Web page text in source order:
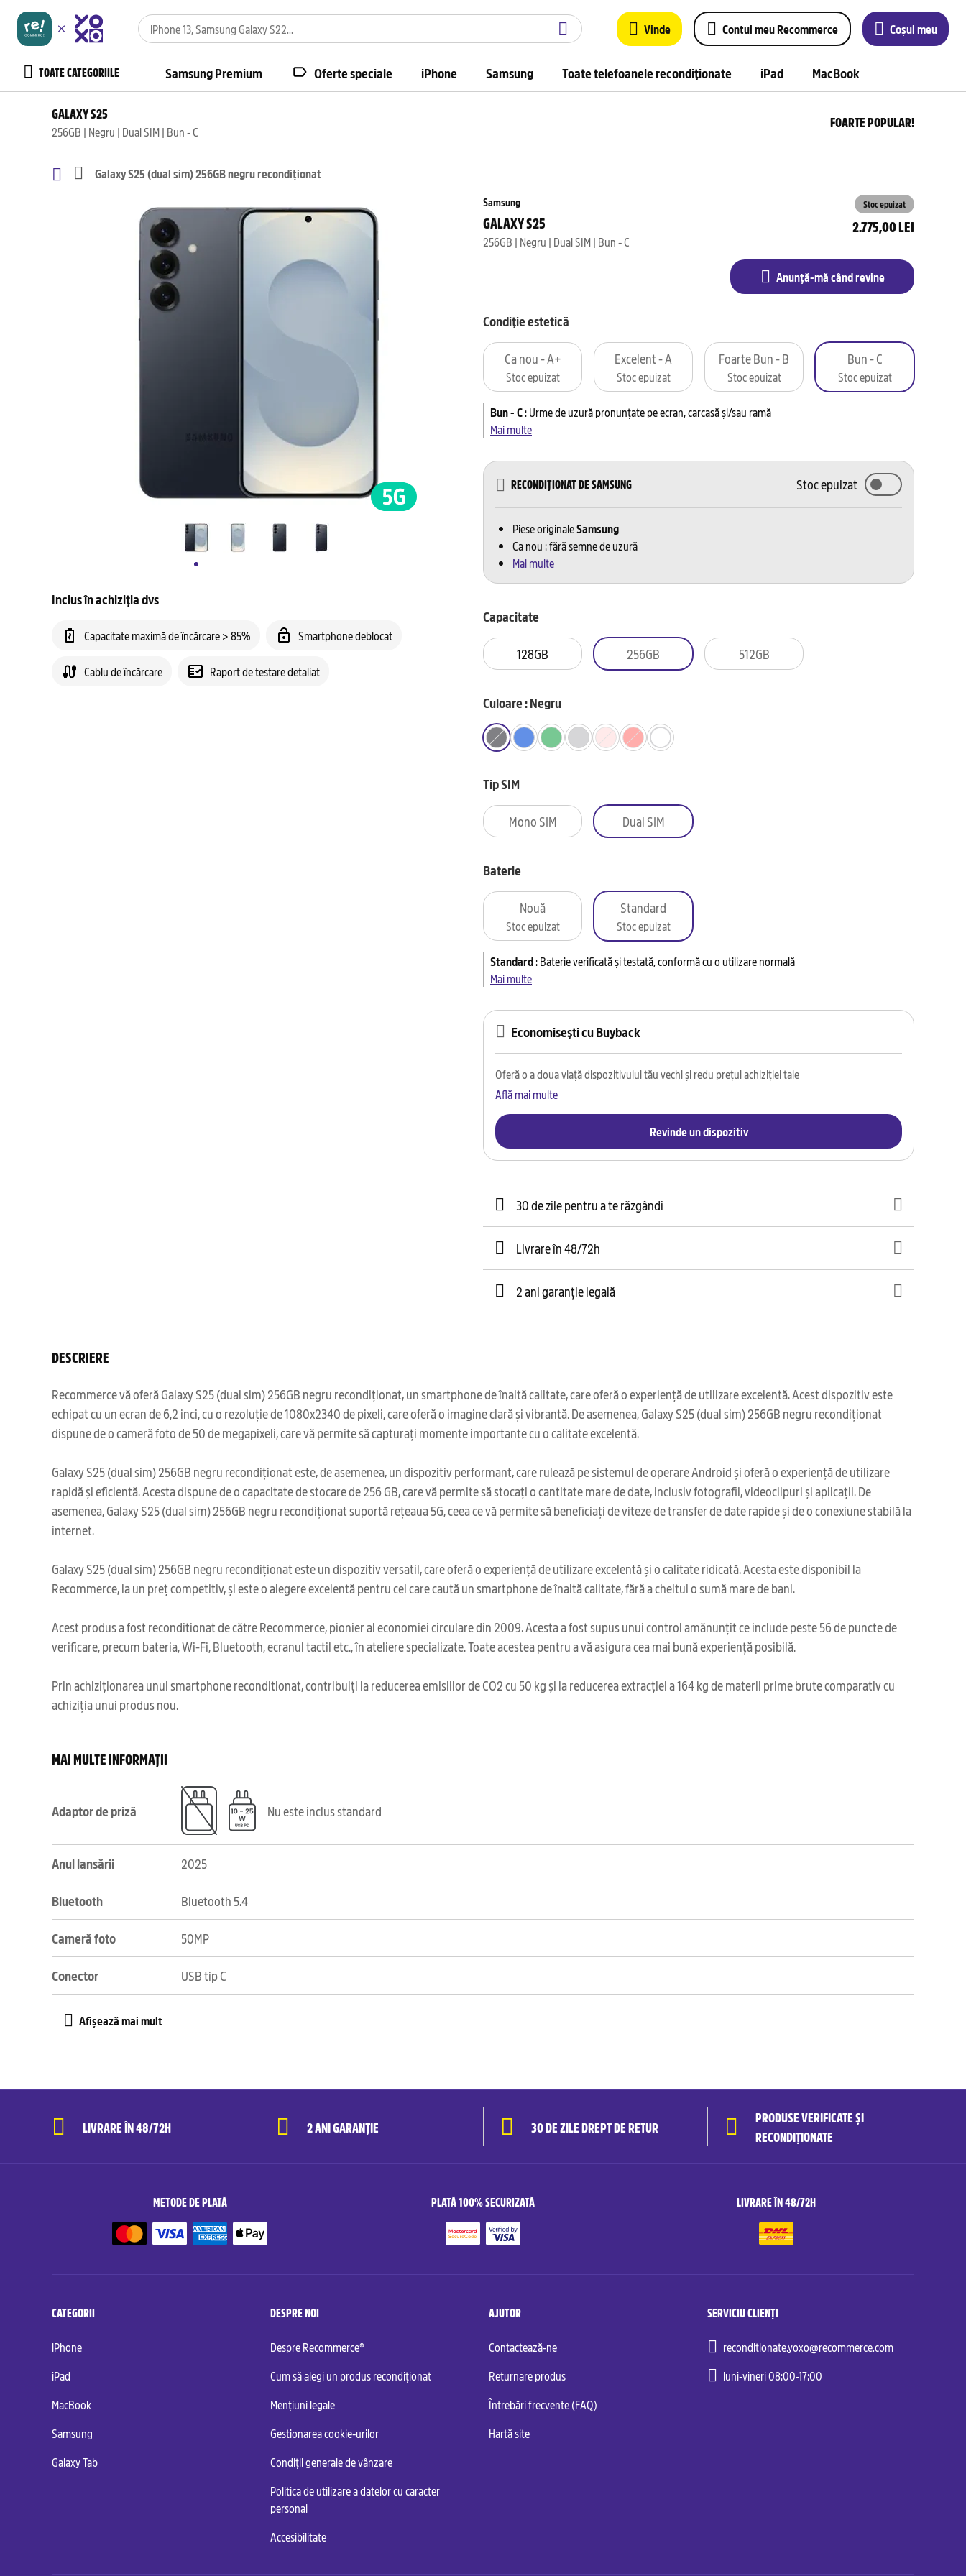
Vinde Contul meu Recommerce Coșul meu
TOATE CATEGORIILE Samsung Premium Oferte speciale iPhone Samsung Toate telefoanele recondiționate iPad MacBook
GALAXY S25
256GB | Negru | Dual SIM | Bun - C
FOARTE POPULAR!
Galaxy S25 (dual sim) 256GB negru recondiționat
Samsung
GALAXY S25
256GB | Negru | Dual SIM | Bun - C
Stoc epuizat
Inclus în achiziția dvs
Capacitate maximă de încărcare > 85% Smartphone deblocat
Cablu de încărcare Raport de testare detaliat
2.775,00 LEI
Anunță-mă când revine
Condiție estetică
Ca nou - A+
Stoc epuizat
Excelent - A
Stoc epuizat
Foarte Bun - B
Stoc epuizat
Bun - C
Stoc epuizat
Bun - C:Urme de uzură pronunțate pe ecran, carcasă și/sau ramă
Mai multe
RECONDIȚIONAT DE SAMSUNG Stoc epuizat
Piese originaleSamsung
Ca nou : fără semne de uzură
Mai multe
Capacitate
128GB 256GB 512GB
Culoare : Negru
Tip SIM
Mono SIM Dual SIM
Baterie
Nouă
Stoc epuizat
Standard
Stoc epuizat
Standard:Baterie verificată și testată, conformă cu o utilizare normală
Mai multe
Economisești cu Buyback
Oferă o a doua viață dispozitivului tău vechi și redu prețul achiziției tale
Află mai multe
Revinde un dispozitiv
30 de zile pentru a te răzgândi
Livrare în 48/72h
2 ani garanție legală
DESCRIERE
Recommerce vă oferă Galaxy S25 (dual sim) 256GB negru recondiționat, un smartphone de înaltă calitate, care oferă o experiență de utilizare excelentă. Acest dispozitiv este
echipat cu un ecran de 6,2 inci, cu o rezoluție de 1080x2340 de pixeli, care oferă o imagine clară și vibrantă. De asemenea, Galaxy S25 (dual sim) 256GB negru recondiționat
dispune de o cameră foto de 50 de megapixeli, care vă permite să capturați momente importante cu o calitate excelentă.
Galaxy S25 (dual sim) 256GB negru recondiționat este, de asemenea, un dispozitiv performant, care rulează pe sistemul de operare Android și oferă o experiență de utilizare
rapidă și eficientă. Acesta dispune de o capacitate de stocare de 256 GB, care vă permite să stocați o cantitate mare de date, inclusiv fotografii, videoclipuri și aplicații. De
asemenea, Galaxy S25 (dual sim) 256GB negru recondiționat suportă rețeaua 5G, ceea ce vă permite să beneficiați de viteze de transfer de date rapide și de o conexiune stabilă la
internet.
Galaxy S25 (dual sim) 256GB negru recondiționat este un dispozitiv versatil, care oferă o experiență de utilizare excelentă și o calitate ridicată. Acesta este disponibil la
Recommerce, la un preț competitiv, și este o alegere excelentă pentru cei care caută un smartphone de înaltă calitate, fără a cheltui o sumă mare de bani.
Acest produs a fost reconditionat de către Recommerce, pionier al economiei circulare din 2009. Acesta a fost supus unui control amănunțit ce include peste 56 de puncte de
verificare, precum bateria, Wi-Fi, Bluetooth, ecranul tactil etc., în ateliere specializate. Toate acestea pentru a vă asigura cea mai bună experiență posibilă.
Prin achiziționarea unui smartphone reconditionat, contribuiți la reducerea emisiilor de CO2 cu 50 kg și la reducerea extracției a 164 kg de materii prime brute comparativ cu
achiziția unui produs nou.
MAI MULTE INFORMAȚII
Adaptor de priză Nu este inclus standard
Anul lansării 2025
Bluetooth Bluetooth 5.4
Cameră foto 50MP
Conector USB tip C
LIVRARE ÎN 48/72H 2 ANI GARANȚIE 30 DE ZILE DREPT DE RETUR
PRODUSE VERIFICATE ȘI
RECONDIȚIONATE
METODE DE PLATĂ PLATĂ 100% SECURIZATĂ LIVRARE ÎN 48/72H
CATEGORII
iPhone
iPad
MacBook
Samsung
Galaxy Tab
DESPRE NOI
Despre Recommerce®
Cum să alegi un produs recondiționat
Mențiuni legale
Gestionarea cookie-urilor
Condiții generale de vânzare
Politica de utilizare a datelor cu caracter
personal
Accesibilitate
AJUTOR
Contactează-ne
Returnare produs
Întrebări frecvente (FAQ)
Hartă site
SERVICIU CLIENȚI
reconditionate.yoxo@recommerce.com
luni-vineri 08:00-17:00